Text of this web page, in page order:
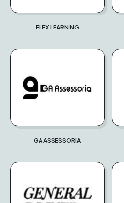
FLEX LEARNING
GA ASSESSORIA